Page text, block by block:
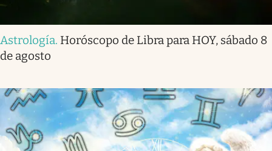
Astrología. Horóscopo de Libra para HOY, sábado 8
de agosto